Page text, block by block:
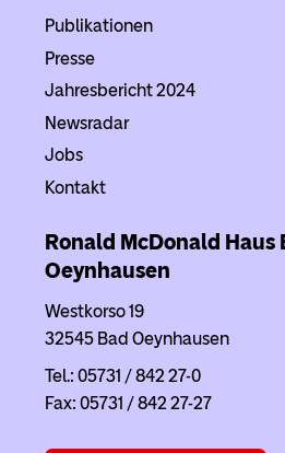
Publikationen
Presse
Jahresbericht 2024
Newsradar
Jobs
Kontakt
Ronald McDonald Haus
Oeynhausen
Westkorso 19
32545 Bad Oeynhausen
Tel.: 05731 / 842 27-0
Fax: 05731 / 842 27-27